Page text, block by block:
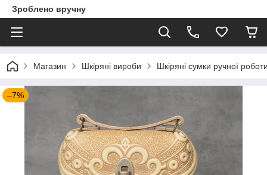
Зроблено вручну
Магазин Шкіряні вироби Шкіряні сумки ручної
–7%